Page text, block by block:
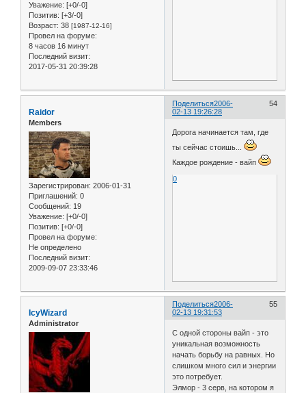
Уважение: [+0/-0]
Позитив: [+3/-0]
Возраст: 38 [1987-12-16]
Провел на форуме:
8 часов 16 минут
Последний визит:
2017-05-31 20:39:28
Поделиться 54
2006-
02-13 19:26:28
Raidor
Members
Зарегистрирован: 2006-01-31
Приглашений: 0
Сообщений: 19
Уважение: [+0/-0]
Позитив: [+0/-0]
Провел на форуме:
Не определено
Последний визит:
2009-09-07 23:33:46
Дорога начинается там, где
ты сейчас стоишь...
Каждое рождение - вайп
0
Поделиться 55
2006-
02-13 19:31:53
IcyWizard
Administrator
С одной стороны вайп - это
уникальная возможность
начать борьбу на равных. Но
слишком много сил и энергии
это потребует.
Элмор - 3 серв, на котором я